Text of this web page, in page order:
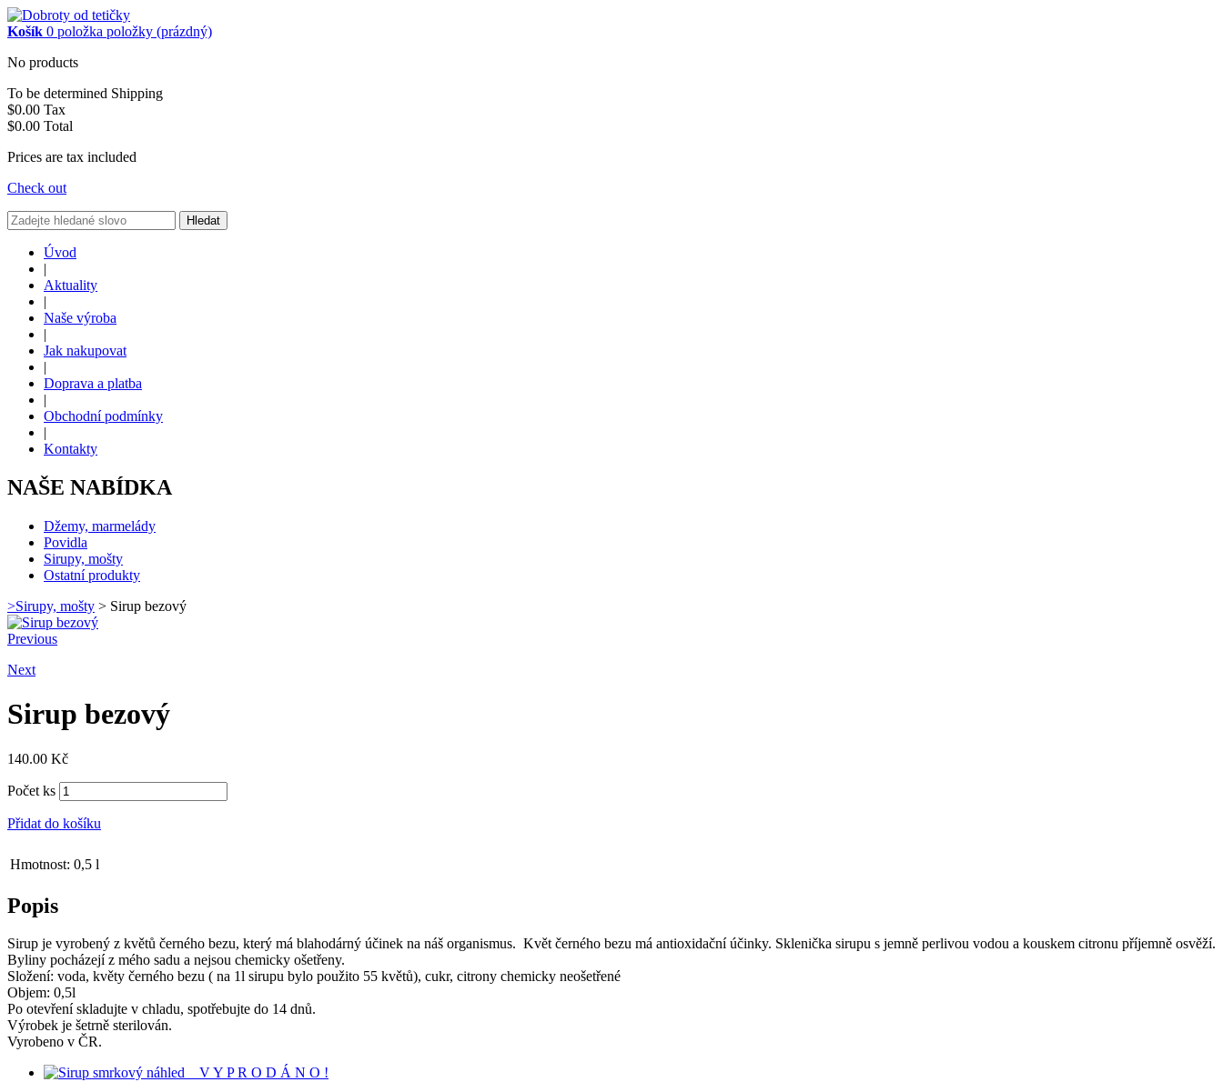
Košík 0 položka položky (prázdný)
No products
To be determined Shipping
$0.00 Tax
$0.00 Total
Prices are tax included
Check out
Hledat
Úvod
|
Aktuality
|
Naše výroba
|
Jak nakupovat
|
Doprava a platba
|
Obchodní podmínky
|
Kontakty
NAŠE NABÍDKA
Džemy, marmelády
Povidla
Sirupy, mošty
Ostatní produkty
>Sirupy, mošty > Sirup bezový
Previous
Next
Sirup bezový
140.00 Kč
Počet ks
Přidat do košíku
Hmotnost: 0,5 l
Popis
Sirup je vyrobený z květů černého bezu, který má blahodárný účinek na náš organismus. Květ černého bezu má antioxidační účinky. Sklenička sirupu s jemně perlivou vodou a kouskem citronu příjemně osvěží.
Byliny pocházejí z mého sadu a nejsou chemicky ošetřeny.
Složení: voda, květy černého bezu ( na 1l sirupu bylo použito 55 květů), cukr, citrony chemicky neošetřené
Objem: 0,5l
Po otevření skladujte v chladu, spotřebujte do 14 dnů.
Výrobek je šetrně sterilován.
Vyrobeno v ČR.
náhled
V Y P R O D Á N O !